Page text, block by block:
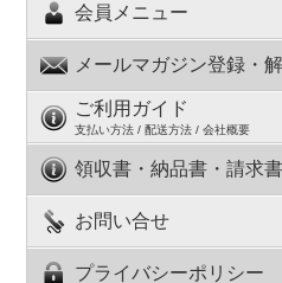
会員メニュー
メールマガジン登録・
ご利用ガイド
支払い方法 / 配送方法 / 会社概要
領収書・納品書・請求
お問い合せ
プライバシーポリシー